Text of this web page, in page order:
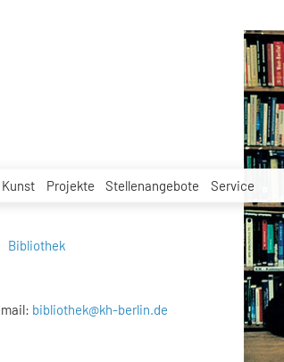
Kunst Projekte Stellenangebote Service
Bibliothek
bibliothek@kh-berlin.de